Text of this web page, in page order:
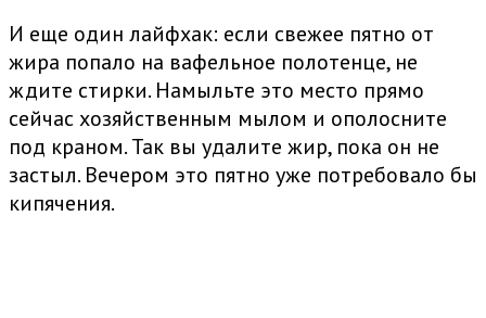
И еще один лайфхак: если свежее пятно от
жира попало на вафельное полотенце, не
ждите стирки. Намыльте это место прямо
сейчас хозяйственным мылом и ополосните
под краном. Так вы удалите жир, пока он не
застыл. Вечером это пятно уже потребовало бы
кипячения.